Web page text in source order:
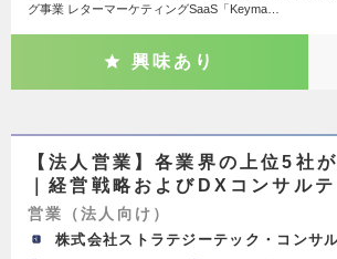
グ事業 レターマーケティングSaaS「Keyma…
興味あり
【法人営業】各業界の上位5社
｜経営戦略およびDXコンサル
営業（法人向け）
株式会社ストラテジーテック・コンサ